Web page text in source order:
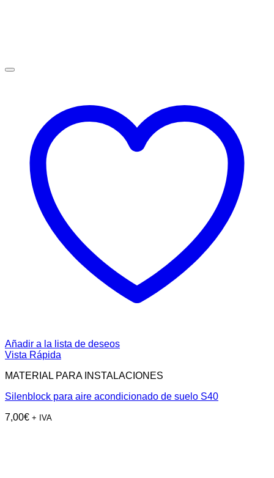
Añadir a la lista de deseos
Vista Rápida
MATERIAL PARA INSTALACIONES
Silenblock para aire acondicionado de suelo S40
7,00€ + IVA